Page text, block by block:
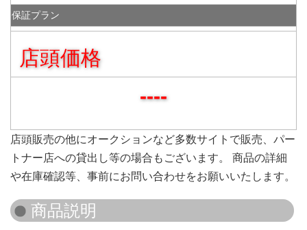
保証プラン
店頭価格
----
店頭販売の他にオークションなど多数サイトで販売、パー
トナー店への貸出し等の場合もございます。 商品の詳細
や在庫確認等、事前にお問い合わせをお願いいたします。